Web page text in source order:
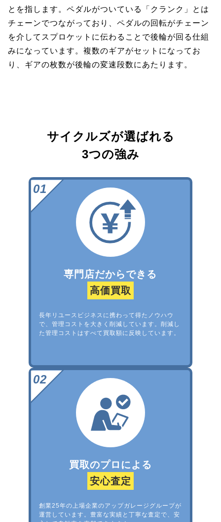
とを指します。ペダルがついている「クランク」とは
チェーンでつながっており、ペダルの回転がチェーン
を介してスプロケットに伝わることで後輪が回る仕組
みになっています。複数のギアがセットになってお
り、ギアの枚数が後輪の変速段数にあたります。
サイクルズが選ばれる
3つの強み
専門店だからできる
高価買取
長年リユースビジネスに携わって得たノウハウ
で、管理コストを大きく削減しています。削減し
た管理コストはすべて買取額に反映しています。
買取のプロによる
安心査定
創業25年の上場企業のアップガレージグループが
運営しています。豊富な実績と丁寧な査定で、安